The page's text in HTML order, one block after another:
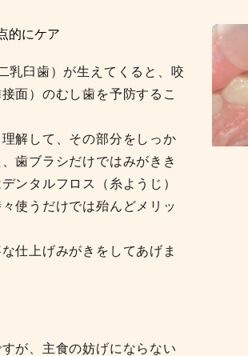
的にケア
乳臼歯）が生えてくると、咬
面）のむし歯を予防するこ
解して、その部分をしっか
歯ブラシだけではみがきき
ンタルフロス（糸ようじ）
使うだけでは殆んどメリッ
仕上げみがきをしてあげま
が、主食の妨げにならない